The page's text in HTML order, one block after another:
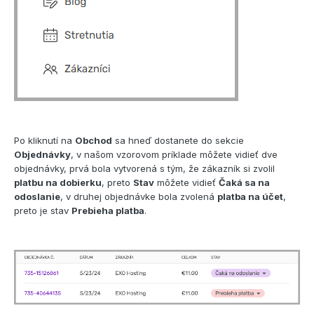
Po kliknutí na Obchod sa hneď dostanete do sekcie
Objednávky, v našom vzorovom príklade môžete vidieť dve
objednávky, prvá bola vytvorená s tým, že zákazník si zvolil
platbu na dobierku, preto Stav môžete vidieť Čaká sa na
odoslanie, v druhej objednávke bola zvolená platba na účet,
preto je stav Prebieha platba.